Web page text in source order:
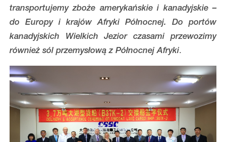
transportujemy zboże amerykańskie i kanadyjskie –
do Europy i krajów Afryki Północnej. Do portów
kanadyjskich Wielkich Jezior czasami przewozimy
również sól przemysłową z Północnej Afryki.